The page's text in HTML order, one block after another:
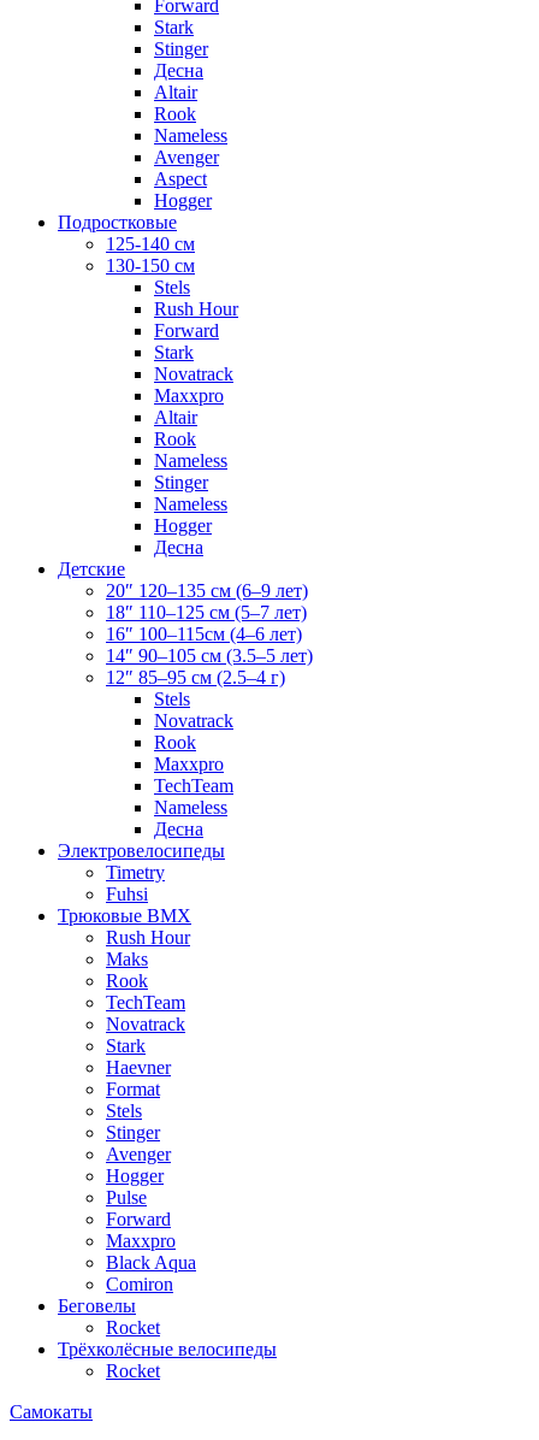
Forward
Stark
Stinger
Десна
Altair
Rook
Nameless
Avenger
Aspect
Hogger
Подростковые
125-140 см
130-150 см
Stels
Rush Hour
Forward
Stark
Novatrack
Maxxpro
Altair
Rook
Nameless
Stinger
Nameless
Hogger
Десна
Детские
20″ 120–135 см (6–9 лет)
18″ 110–125 см (5–7 лет)
16″ 100–115см (4–6 лет)
14″ 90–105 см (3.5–5 лет)
12″ 85–95 см (2.5–4 г)
Stels
Novatrack
Rook
Maxxpro
TechTeam
Nameless
Десна
Электровелосипеды
Timetry
Fuhsi
Трюковые BMX
Rush Hour
Maks
Rook
TechTeam
Novatrack
Stark
Haevner
Format
Stels
Stinger
Avenger
Hogger
Pulse
Forward
Maxxpro
Black Aqua
Comiron
Беговелы
Rocket
Трёхколёсные велосипеды
Rocket
Самокаты